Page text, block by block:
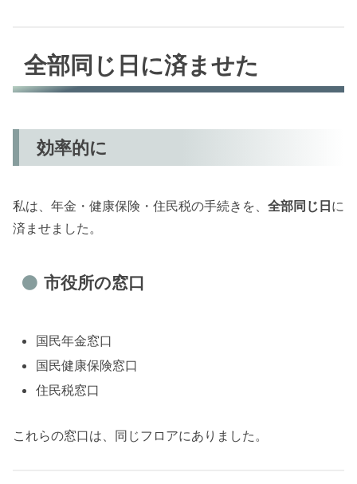
全部同じ日に済ませた
効率的に
私は、年金・健康保険・住民税の手続きを、 全部同じ日に
済ませました。
市役所の窓口
国民年金窓口
国民健康保険窓口
住民税窓口
これらの窓口は、同じフロアにありました。